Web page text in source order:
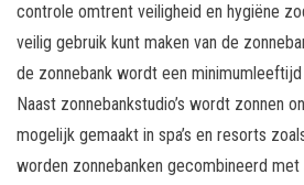
controle omtrent veiligheid en hygiëne
veilig gebruik kunt maken van de
de zonnebank wordt een
Naast zonnebankstudio’s wordt zonnen
mogelijk gemaakt in spa’s en resorts
worden zonnebanken gecombineerd